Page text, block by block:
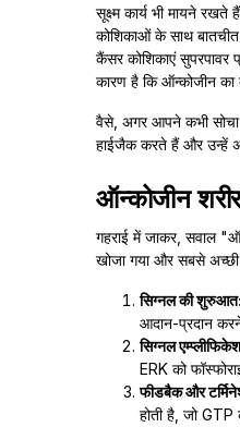
सूक्ष्म कार्य भी मायने रखते
कोशिकाओं के साथ
कैंसर कोशिकाएं सुपरपावर
कारण है कि ऑन्कोजीन का
वैसे, अगर आपने कभी सोचा
हाईजैक करते हैं और उन्हें
ऑन्कोजीन
गहराई में जाकर, सवाल
खोजा गया और सबसे
सिग्नल की शुरुआत:
आदान-प्रदान
सिग्नल
ERK को
फीडबैक और
होती है, जो